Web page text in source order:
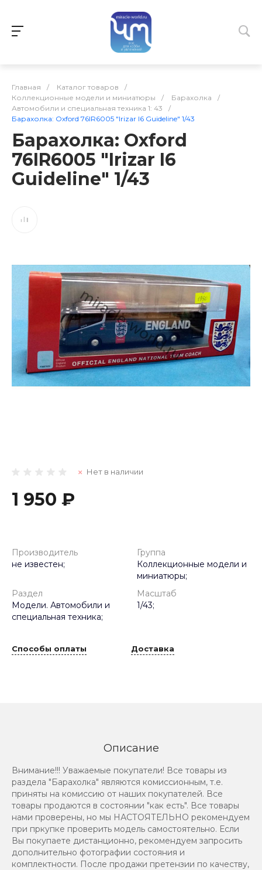
Главная / Каталог товаров
/
Коллекционные модели и миниатюры
/ Барахолка
/
Автомобили и специальная техника 1: 43
/
Барахолка: Oxford 76IR6005 "Irizar I6 Guideline" 1/43
Барахолка: Oxford
76IR6005 "Irizar I6
Guideline" 1/43
Нет в наличии
1 950 ₽
Производитель
не известен;
Группа
Коллекционные модели и
миниатюры;
Раздел
Модели. Автомобили и
специальная техника;
Масштаб
1/43;
Способы оплаты Доставка
Описание
Внимание!!! Уважаемые покупатели! Все товары из
раздела "Барахолка" являются комиссионным, т.е.
приняты на комиссию от наших покупателей. Все
товары продаются в состоянии "как есть". Все товары
нами проверены, но мы НАСТОЯТЕЛЬНО рекомендуем
при пркупке проверить модель самостоятельно. Если
Вы покупаете дистанционно, рекомендуем запросить
дополнительно фотографии состояния и
комплектности. После продажи претензии по качеству,